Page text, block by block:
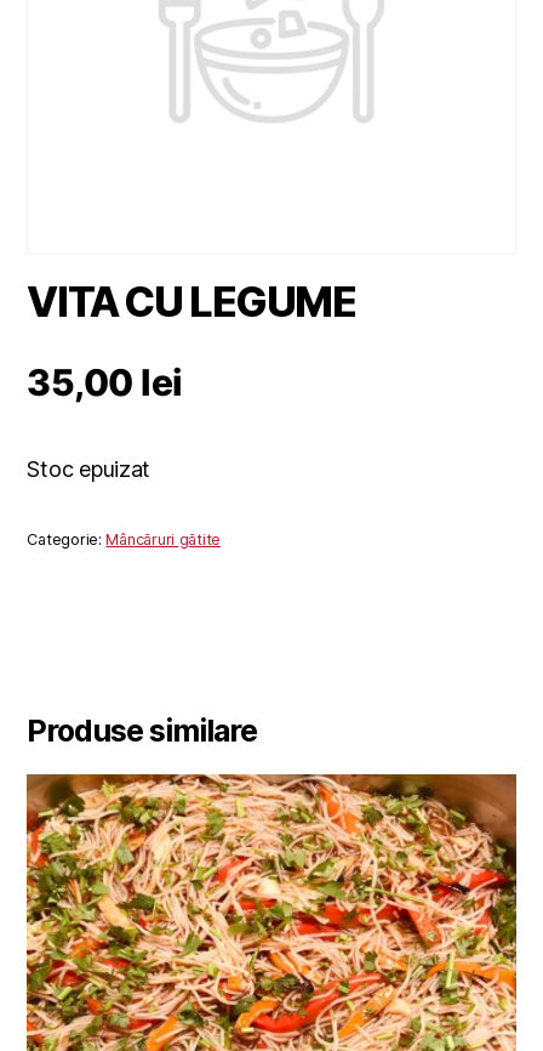
VITA CU LEGUME
35,00 lei
Stoc epuizat
Categorie:Mâncăruri gătite
Produse similare